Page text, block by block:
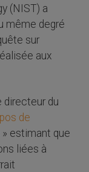
(NIST) a
même degré
sur
aux
directeur du
de
» estimant que
liées à